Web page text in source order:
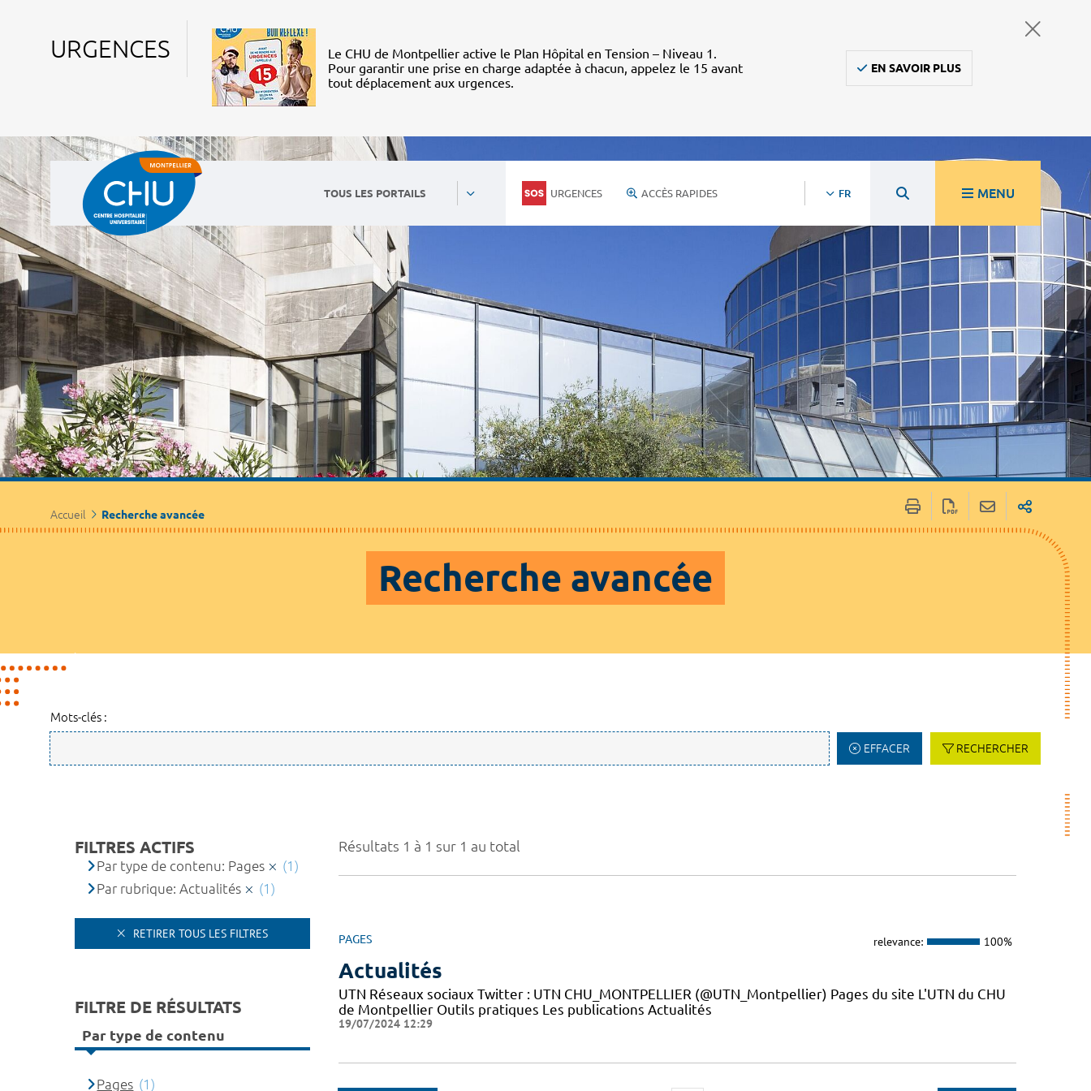
URGENCES
Le CHU de Montpellier active le Plan Hôpital en Tension – Niveau 1.
Pour garantir une prise en charge adaptée à chacun, appelez le 15 avant
tout déplacement aux urgences.
EN SAVOIR PLUS
TOUS LES PORTAILS URGENCES ACCÈS RAPIDES FR MENU
Accueil Recherche avancée
Recherche avancée
Mots-clés :
EFFACER RECHERCHER
Résultats 1 à 1 sur 1 au total
PAGES relevance: 100%
Actualités
UTN Réseaux sociaux Twitter : UTN CHU_MONTPELLIER (@UTN_Montpellier) Pages du site L'UTN du CHU
de Montpellier Outils pratiques Les publications Actualités
19/07/2024 12:29
FILTRES ACTIFS
Par type de contenu: Pages
(1)
Par rubrique: Actualités
(1)
RETIRER TOUS LES FILTRES
FILTRE DE RÉSULTATS
Par type de contenu
Pages (1)